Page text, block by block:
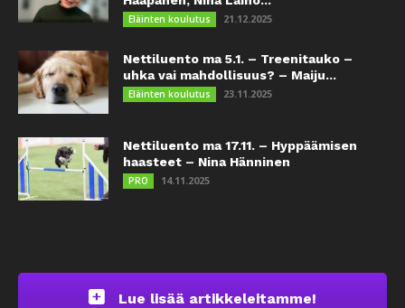
Eläinten koulutus 21.12.2025
Nettiluento ma 5.1. – Treenitauko –
uhka vai mahdollisuus? – Maiju...
Eläinten koulutus 23.11.2025
Nettiluento ma 17.11. – Hyppäämisen
haasteet – Nina Hänninen
PRO 14.11.2025
Lue lisää artikkeleitamme!